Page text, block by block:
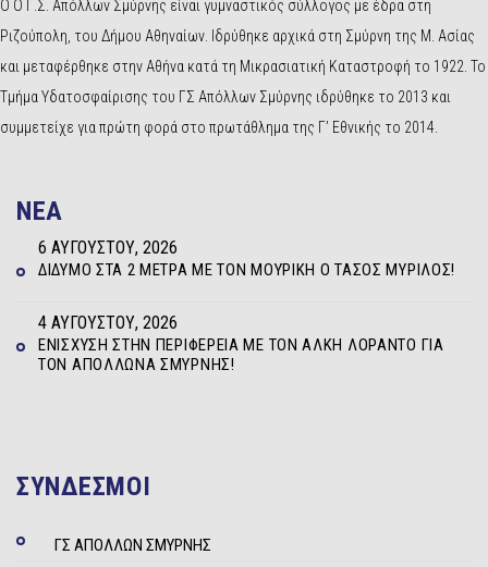
Ο Ο Γ.Σ. Απόλλων Σμύρνης είναι γυμναστικός σύλλογος με έδρα στη
Ριζούπολη, του Δήμου Αθηναίων. Ιδρύθηκε αρχικά στη Σμύρνη της Μ. Ασίας
και μεταφέρθηκε στην Αθήνα κατά τη Μικρασιατική Καταστροφή το 1922. Το
Τμήμα Υδατοσφαίρισης του ΓΣ Απόλλων Σμύρνης ιδρύθηκε το 2013 και
συμμετείχε για πρώτη φορά στο πρωτάθλημα της Γ’ Εθνικής το 2014.
NEA
ΔΊΔΥΜΟ ΣΤΑ 2 ΜΈΤΡΑ ΜΕ ΤΟΝ ΜΟΥΡΊΚΗ Ο ΤΆΣΟΣ ΜΥΡΊΛΟΣ!
6 ΑΥΓΟΎΣΤΟΥ, 2026
ΕΝΊΣΧΥΣΗ ΣΤΗΝ ΠΕΡΙΦΈΡΕΙΑ ΜΕ ΤΟΝ ΆΛΚΗ ΛΟΡΆΝΤΟ ΓΙΑ
ΤΟΝ ΑΠΌΛΛΩΝΑ ΣΜΎΡΝΗΣ!
4 ΑΥΓΟΎΣΤΟΥ, 2026
ΣΥΝΔΕΣΜΟΙ
ΓΣ ΑΠΟΛΛΩΝ ΣΜΥΡΝΗΣ